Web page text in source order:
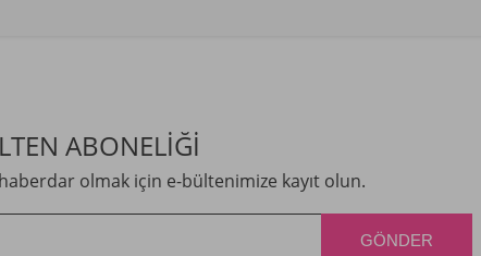
ABONELİĞİ
olmak için e-bültenimize kayıt olun.